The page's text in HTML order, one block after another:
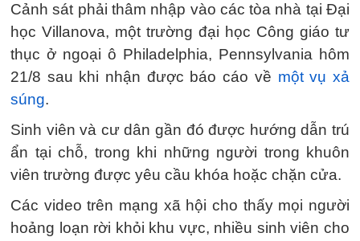
Cảnh sát phải thâm nhập vào các tòa nhà tại Đại
học Villanova, một trường đại học Công giáo tư
thục ở ngoại ô Philadelphia, Pennsylvania hôm
21/8 sau khi nhận được báo cáo về một vụ xả
súng.
Sinh viên và cư dân gần đó được hướng dẫn trú
ẩn tại chỗ, trong khi những người trong khuôn
viên trường được yêu cầu khóa hoặc chặn cửa.
Các video trên mạng xã hội cho thấy mọi người
hoảng loạn rời khỏi khu vực, nhiều sinh viên cho